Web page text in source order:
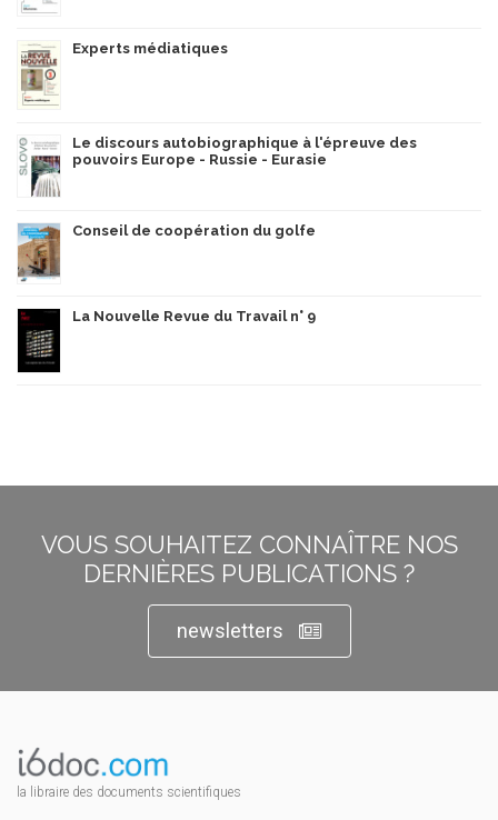
Experts médiatiques
Le discours autobiographique à l'épreuve des
pouvoirs Europe - Russie - Eurasie
Conseil de coopération du golfe
La Nouvelle Revue du Travail n° 9
VOUS SOUHAITEZ CONNAÎTRE NOS
DERNIÈRES PUBLICATIONS ?
newsletters
la libraire des documents scientifiques